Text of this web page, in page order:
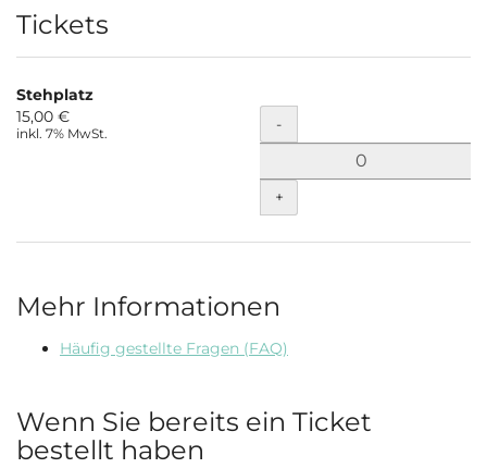
Produkte
Tickets
Stehplatz
15,00 €
inkl. 7% MwSt. Menge
-
+
Mehr Informationen
Häufig gestellte Fragen (FAQ)
Wenn Sie bereits ein Ticket
bestellt haben